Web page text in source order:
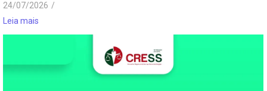
24/07/2026 /
Leia mais